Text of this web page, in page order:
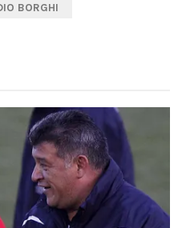
BORGHI